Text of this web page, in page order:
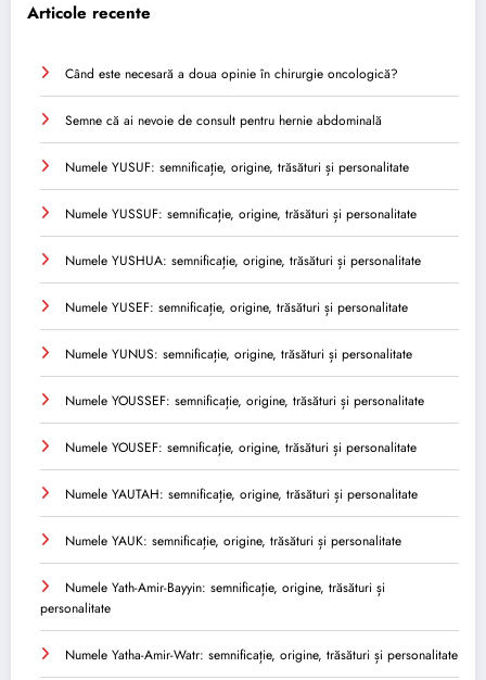
Articole recente
Când este necesară a doua opinie în chirurgie oncologică?
Semne că ai nevoie de consult pentru hernie abdominală
Numele YUSUF: semnificație, origine, trăsături și personalitate
Numele YUSSUF: semnificație, origine, trăsături și personalitate
Numele YUSHUA: semnificație, origine, trăsături și personalitate
Numele YUSEF: semnificație, origine, trăsături și personalitate
Numele YUNUS: semnificație, origine, trăsături și personalitate
Numele YOUSSEF: semnificație, origine, trăsături și personalitate
Numele YOUSEF: semnificație, origine, trăsături și personalitate
Numele YAUTAH: semnificație, origine, trăsături și personalitate
Numele YAUK: semnificație, origine, trăsături și personalitate
Numele Yath-Amir-Bayyin: semnificație, origine, trăsături și
personalitate
Numele Yatha-Amir-Watr: semnificație, origine, trăsături și personalitate